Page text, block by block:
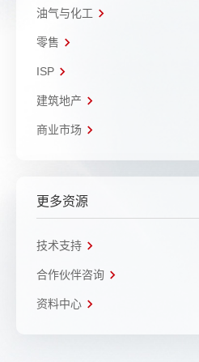
油气与化工
零售
ISP
建筑地产
商业市场
更多资源
技术支持
合作伙伴咨询
资料中心